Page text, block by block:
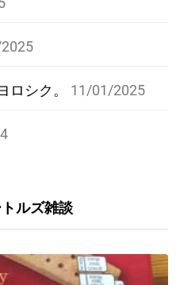
ロシク。 11/01/2025
ルズ雑談